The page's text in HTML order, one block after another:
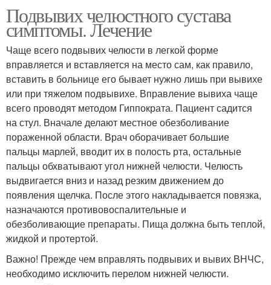
Подвывих челюстного сустава
симптомы. Лечение
Чаще всего подвывих челюсти в легкой форме
вправляется и вставляется на место сам, как правило,
вставить в больнице его бывает нужно лишь при вывихе
или при тяжелом подвывихе. Вправление вывиха чаще
всего проводят методом Гиппократа. Пациент садится
на стул. Вначале делают местное обезболивание
пораженной области. Врач оборачивает большие
пальцы марлей, вводит их в полость рта, остальные
пальцы обхватывают угол нижней челюсти. Челюсть
выдвигается вниз и назад резким движением до
появления щелчка. После этого накладывается повязка,
назначаются противовоспалительные и
обезболивающие препараты. Пища должна быть теплой,
жидкой и протертой.
Важно! Прежде чем вправлять подвывих и вывих ВНЧС,
необходимо исключить перелом нижней челюсти.